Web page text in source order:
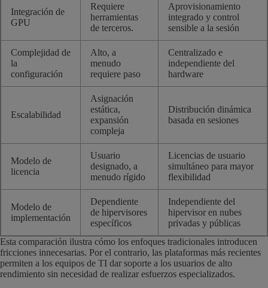
Integración de
GPU
Requiere
herramientas
de terceros.
Aprovisionamiento
integrado y control
sensible a la sesión
Complejidad de
la
configuración
Alto, a
menudo
requiere paso
Centralizado e
independiente del
hardware
Escalabilidad
Asignación
estática,
expansión
compleja
Distribución dinámica
basada en sesiones
Modelo de
licencia
Usuario
designado, a
menudo rígido
Licencias de usuario
simultáneo para mayor
flexibilidad
Modelo de
implementación
Dependiente
de hipervisores
específicos
Independiente del
hipervisor en nubes
privadas y públicas
Esta comparación ilustra cómo los enfoques tradicionales introducen
fricciones innecesarias. Por el contrario, las plataformas más recientes
permiten a los equipos de TI dar soporte a los usuarios de alto
rendimiento sin necesidad de realizar esfuerzos especializados.